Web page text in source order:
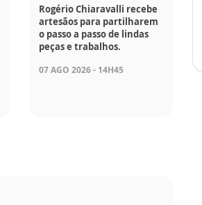
Rogério Chiaravalli recebe
artesãos para partilharem
o passo a passo de lindas
peças e trabalhos.
07 AGO 2026 - 14H45